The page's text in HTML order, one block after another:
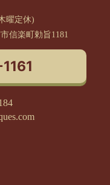
曜定休)
信楽町勅旨1181